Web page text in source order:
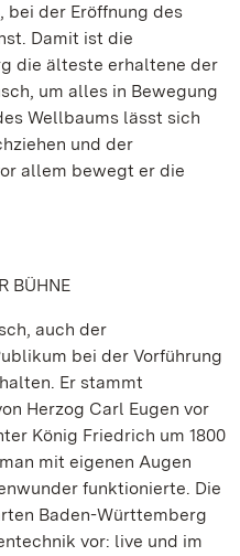
bei der Eröffnung des
Damit ist die
die älteste erhaltene der
um alles in Bewegung
Wellbaums lässt sich
und der
allem bewegt er die
BÜHNE
auch der
bei der Vorführung
Er stammt
Herzog Carl Eugen vor
König Friedrich um 1800
mit eigenen Augen
funktionierte. Die
Baden-Württemberg
vor: live und im